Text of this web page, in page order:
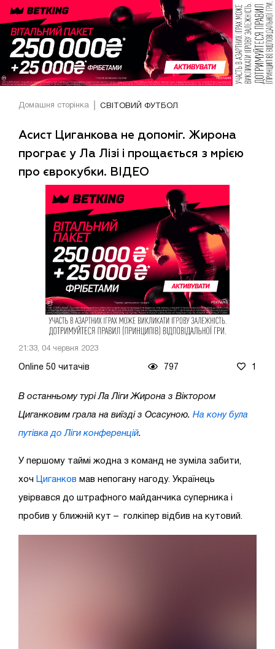
Домашня сторінка СВІТОВИЙ ФУТБОЛ
Асист Циганкова не допоміг. Жирона
програє у Ла Лізі і прощається з мрією
про єврокубки. ВІДЕО
21:33, 04 червня 2023
Online 50 читачів 797 1
В останньому турі Ла Ліги Жирона з Віктором
Циганковим грала на виїзді з Осасуною. На кону була
путівка до Ліги конференцій.
У першому таймі жодна з команд не зуміла забити,
хоч Циганков мав непогану нагоду. Українець
увірвався до штрафного майданчика суперника і
пробив у ближній кут – голкіпер відбив на кутовий.